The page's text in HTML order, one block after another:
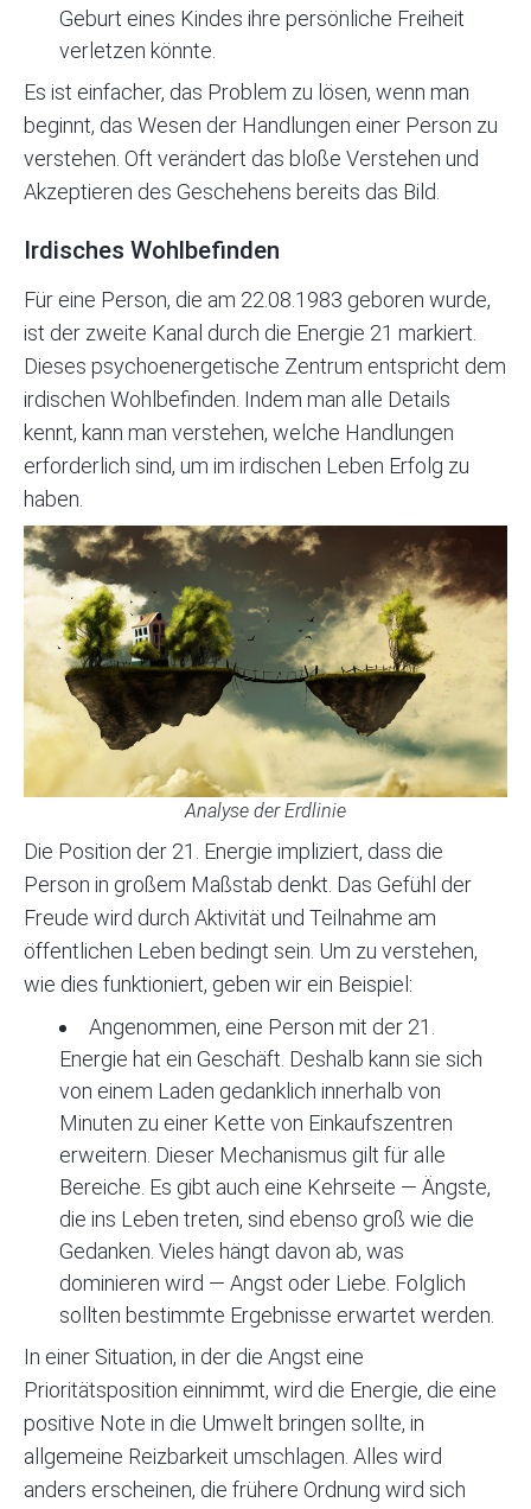
Geburt eines Kindes ihre persönliche Freiheit
verletzen könnte.
Es ist einfacher, das Problem zu lösen, wenn man
beginnt, das Wesen der Handlungen einer Person zu
verstehen. Oft verändert das bloße Verstehen und
Akzeptieren des Geschehens bereits das Bild.
Irdisches Wohlbefinden
Für eine Person, die am 22.08.1983 geboren wurde,
ist der zweite Kanal durch die Energie 21 markiert.
Dieses psychoenergetische Zentrum entspricht dem
irdischen Wohlbefinden. Indem man alle Details
kennt, kann man verstehen, welche Handlungen
erforderlich sind, um im irdischen Leben Erfolg zu
haben.
Analyse der Erdlinie
Die Position der 21. Energie impliziert, dass die
Person in großem Maßstab denkt. Das Gefühl der
Freude wird durch Aktivität und Teilnahme am
öffentlichen Leben bedingt sein. Um zu verstehen,
wie dies funktioniert, geben wir ein Beispiel:
Angenommen, eine Person mit der 21.
Energie hat ein Geschäft. Deshalb kann sie sich
von einem Laden gedanklich innerhalb von
Minuten zu einer Kette von Einkaufszentren
erweitern. Dieser Mechanismus gilt für alle
Bereiche. Es gibt auch eine Kehrseite — Ängste,
die ins Leben treten, sind ebenso groß wie die
Gedanken. Vieles hängt davon ab, was
dominieren wird — Angst oder Liebe. Folglich
sollten bestimmte Ergebnisse erwartet werden.
In einer Situation, in der die Angst eine
Prioritätsposition einnimmt, wird die Energie, die eine
positive Note in die Umwelt bringen sollte, in
allgemeine Reizbarkeit umschlagen. Alles wird
anders erscheinen, die frühere Ordnung wird sich